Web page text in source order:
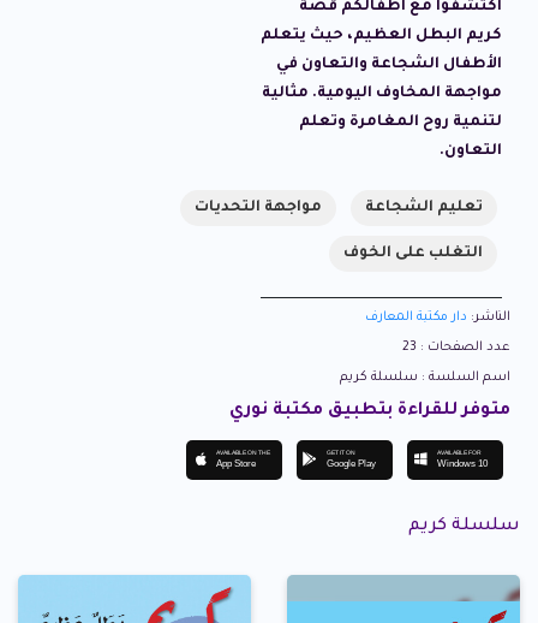
اكتشفوا مع أطفالكم قصة
كريم البطل العظيم، حيث يتعلم
الأطفال الشجاعة والتعاون في
مواجهة المخاوف اليومية. مثالية
لتنمية روح المغامرة وتعلم
التعاون.
تعليم الشجاعة مواجهة التحديات
التغلب على الخوف
الناشر: دار مكتبة المعارف
عدد الصفحات : 23
اسم السلسة : سلسلة كريم
متوفر للقراءة بتطبيق مكتبة نوري
AVAILABLE ON THE
App Store
GET IT ON
Google Play
AVAILABLE FOR
Windows 10
سلسلة كريم